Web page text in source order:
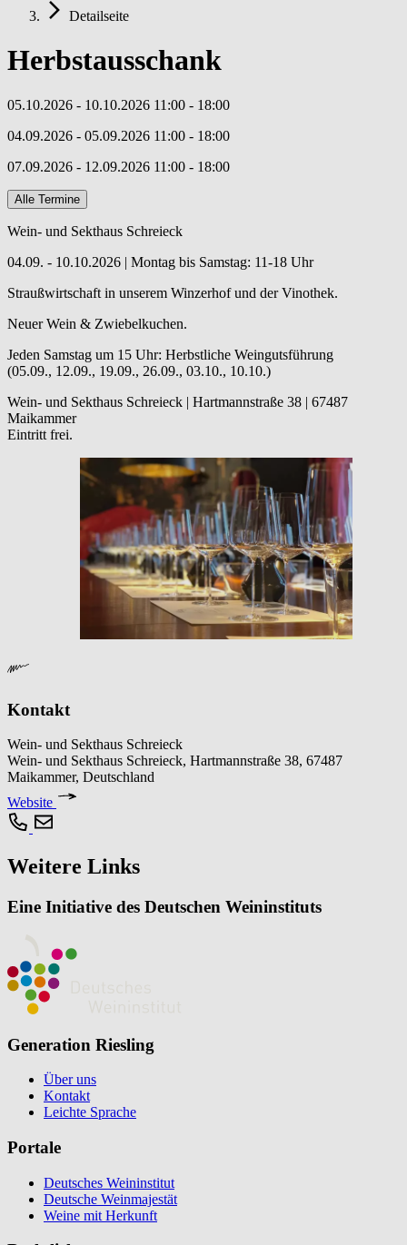
Detailseite
Herbstausschank
05.10.2026 - 10.10.2026 11:00 - 18:00
04.09.2026 - 05.09.2026 11:00 - 18:00
07.09.2026 - 12.09.2026 11:00 - 18:00
Alle Termine
Wein- und Sekthaus Schreieck
04.09. - 10.10.2026 | Montag bis Samstag: 11-18 Uhr
Straußwirtschaft in unserem Winzerhof und der Vinothek.
Neuer Wein & Zwiebelkuchen.
Jeden Samstag um 15 Uhr: Herbstliche Weingutsführung
(05.09., 12.09., 19.09., 26.09., 03.10., 10.10.)
Wein- und Sekthaus Schreieck | Hartmannstraße 38 | 67487
Maikammer
Eintritt frei.
Kontakt
Wein- und Sekthaus Schreieck
Wein- und Sekthaus Schreieck, Hartmannstraße 38, 67487
Maikammer, Deutschland
Website
Weitere Links
Eine Initiative des Deutschen Weininstituts
Generation Riesling
Über uns
Kontakt
Leichte Sprache
Portale
Deutsches Weininstitut
Deutsche Weinmajestät
Weine mit Herkunft